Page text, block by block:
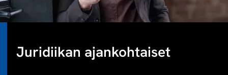
Juridiikan ajankohtaiset